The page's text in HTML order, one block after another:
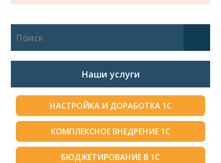
Наши услуги
НАСТРОЙКА И ДОРАБОТКА 1С
КОМПЛЕКСНОЕ ВНЕДРЕНИЕ 1С
БЮДЖЕТИРОВАНИЕ В 1С